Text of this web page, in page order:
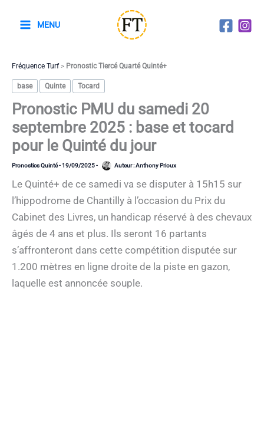
MENU
Fréquence Turf> Pronostic Tiercé Quarté Quinté+
base Quinte Tocard
Pronostic PMU du samedi 20
septembre 2025 : base et tocard
pour le Quinté du jour
Pronostics Quinté-19/09/2025- Auteur :Anthony Prioux
Le Quinté+ de ce samedi va se disputer à 15h15 sur
l’hippodrome de Chantilly à l’occasion du Prix du
Cabinet des Livres, un handicap réservé à des chevaux
âgés de 4 ans et plus. Ils seront 16 partants
s’affronteront dans cette compétition disputée sur
1.200 mètres en ligne droite de la piste en gazon,
laquelle est annoncée souple.